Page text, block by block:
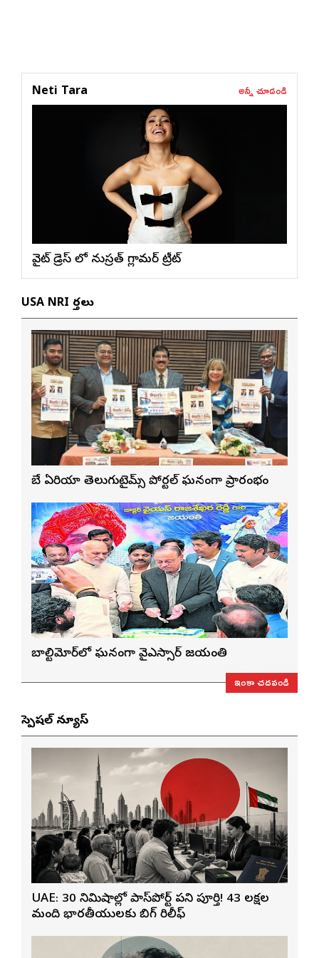
Neti Tara అన్నీ చూడండి
వైట్ డ్రెస్ లో నుస్ర‌త్ గ్లామ‌ర్ ట్రీట్
USA NRI వార్తలు
బే ఏరియా తెలుగుటైమ్స్ పోర్టల్ ఘనంగా ప్రారంభం
బాల్టిమోర్‌లో ఘనంగా వైఎస్సార్‌ జయంతి
ఇంకా చదవండి
స్పెషల్ న్యూస్
UAE: 30 నిమిషాల్లో పాస్‌పోర్ట్ పని పూర్తి! 43 లక్షల
మంది భారతీయులకు బిగ్ రిలీఫ్